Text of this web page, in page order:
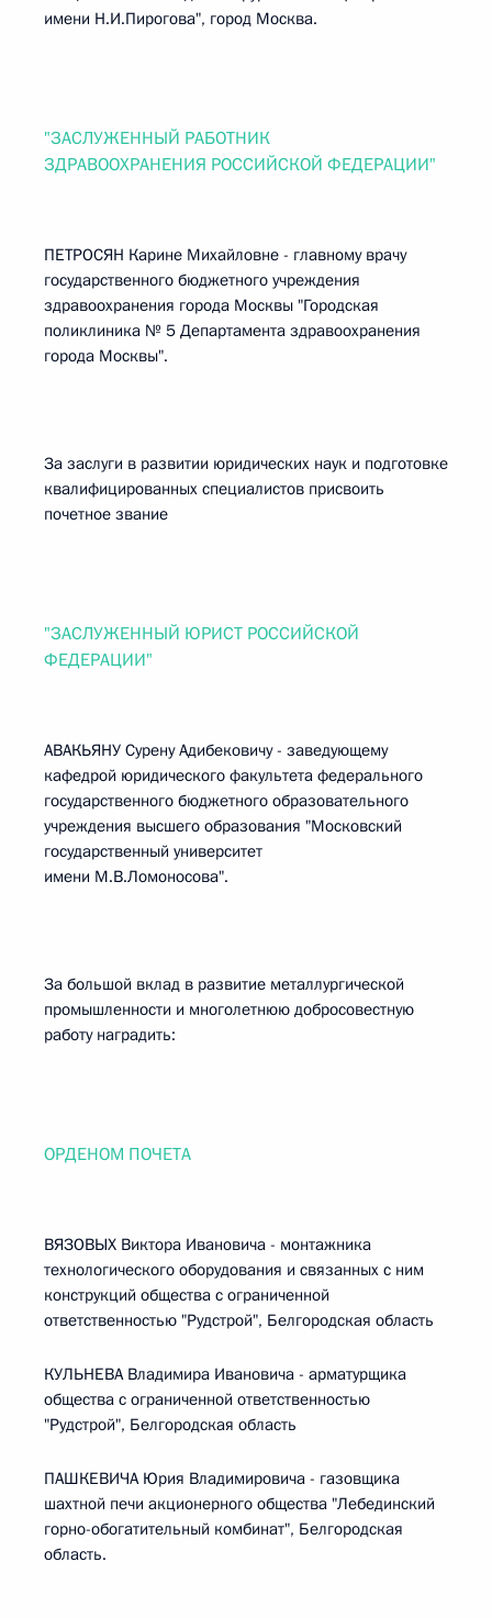
имени Н.И.Пирогова", город Москва.
"ЗАСЛУЖЕННЫЙ РАБОТНИК
ЗДРАВООХРАНЕНИЯ РОССИЙСКОЙ ФЕДЕРАЦИИ"
ПЕТРОСЯН Карине Михайловне - главному врачу
государственного бюджетного учреждения
здравоохранения города Москвы "Городская
поликлиника № 5 Департамента здравоохранения
города Москвы".
За заслуги в развитии юридических наук и подготовке
квалифицированных специалистов присвоить
почетное звание
"ЗАСЛУЖЕННЫЙ ЮРИСТ РОССИЙСКОЙ
ФЕДЕРАЦИИ"
АВАКЬЯНУ Сурену Адибековичу - заведующему
кафедрой юридического факультета федерального
государственного бюджетного образовательного
учреждения высшего образования "Московский
государственный университет
имени М.В.Ломоносова".
За большой вклад в развитие металлургической
промышленности и многолетнюю добросовестную
работу наградить:
ОРДЕНОМ ПОЧЕТА
ВЯЗОВЫХ Виктора Ивановича - монтажника
технологического оборудования и связанных с ним
конструкций общества с ограниченной
ответственностью "Рудстрой", Белгородская область
КУЛЬНЕВА Владимира Ивановича - арматурщика
общества с ограниченной ответственностью
"Рудстрой", Белгородская область
ПАШКЕВИЧА Юрия Владимировича - газовщика
шахтной печи акционерного общества "Лебединский
горно-обогатительный комбинат", Белгородская
область.